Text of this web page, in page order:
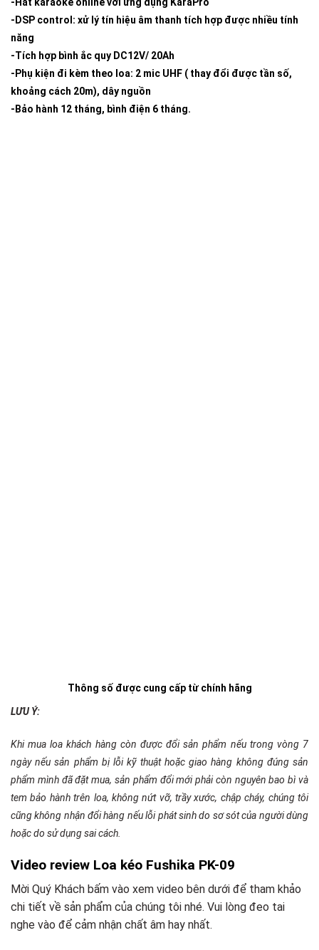
-Hát karaoke online với ứng dụng KaraPro
-DSP control: xử lý tín hiệu âm thanh tích hợp được nhiều tính
năng
-Tích hợp bình ắc quy DC12V/ 20Ah
-Phụ kiện đi kèm theo loa: 2 mic UHF ( thay đổi được tần số,
khoảng cách 20m), dây nguồn
-Bảo hành 12 tháng, bình điện 6 tháng.
Thông số được cung cấp từ chính hãng
LƯU Ý:
Khi mua loa khách hàng còn được đổi sản phẩm nếu trong vòng 7
ngày nếu sản phẩm bị lỗi kỹ thuật hoặc giao hàng không đúng sản
phẩm mình đã đặt mua, sản phẩm đổi mới phải còn nguyên bao bì và
tem bảo hành trên loa, không nứt vỡ, trầy xước, chập cháy, chúng tôi
cũng không nhận đổi hàng nếu lỗi phát sinh do sơ sót của người dùng
hoặc do sử dụng sai cách.
Video review Loa kéo Fushika PK-09
Mời Quý Khách bấm vào xem video bên dưới để tham khảo
chi tiết về sản phẩm của chúng tôi nhé. Vui lòng đeo tai
nghe vào để cảm nhận chất âm hay nhất.